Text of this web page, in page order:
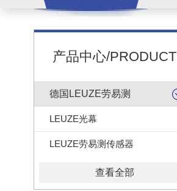
产品中心/PRODUCT
德国LEUZE劳易测
LEUZE光幕
LEUZE劳易测传感器
查看全部